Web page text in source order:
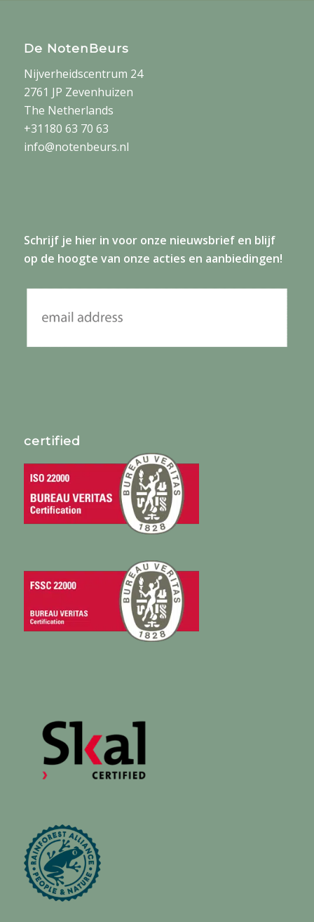
De NotenBeurs
Nijverheidscentrum 24
2761 JP Zevenhuizen
The Netherlands
+31180 63 70 63
info@notenbeurs.nl
Schrijf je hierin voor onze nieuwsbrief en blijf
op de hoogte van onze acties en aanbiedingen!
certified